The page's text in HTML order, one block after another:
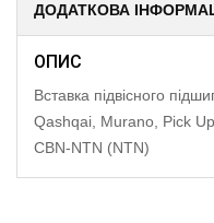
ДОДАТКОВА
ОПИС
Вставка підвісного
Qashqai, Murano, Pick
CBN-NTN (NTN)